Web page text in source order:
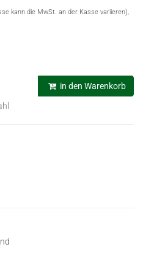
kann die MwSt. an der Kasse variieren),
in den Warenkorb